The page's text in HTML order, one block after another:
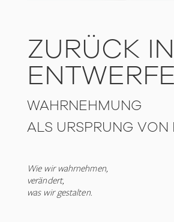
ZURÜCK
WAHRNEHMUNG
ALS URSPRUNG VON
Wie wir wahrnehmen,
verändert,
was wir gestalten.